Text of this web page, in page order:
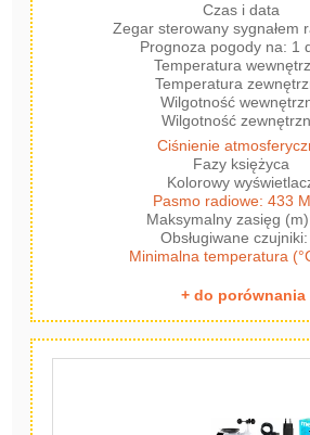
Czas i data
Zegar sterowany sygnałem
Prognoza pogody na: 1
Temperatura
Temperatura
Wilgotność
Wilgotność
Ciśnienie
Fazy księżyca
Kolorowy
Pasmo radiowe: 433
Maksymalny zasięg
Obsługiwane
Minimalna temperatura
+ do porównania